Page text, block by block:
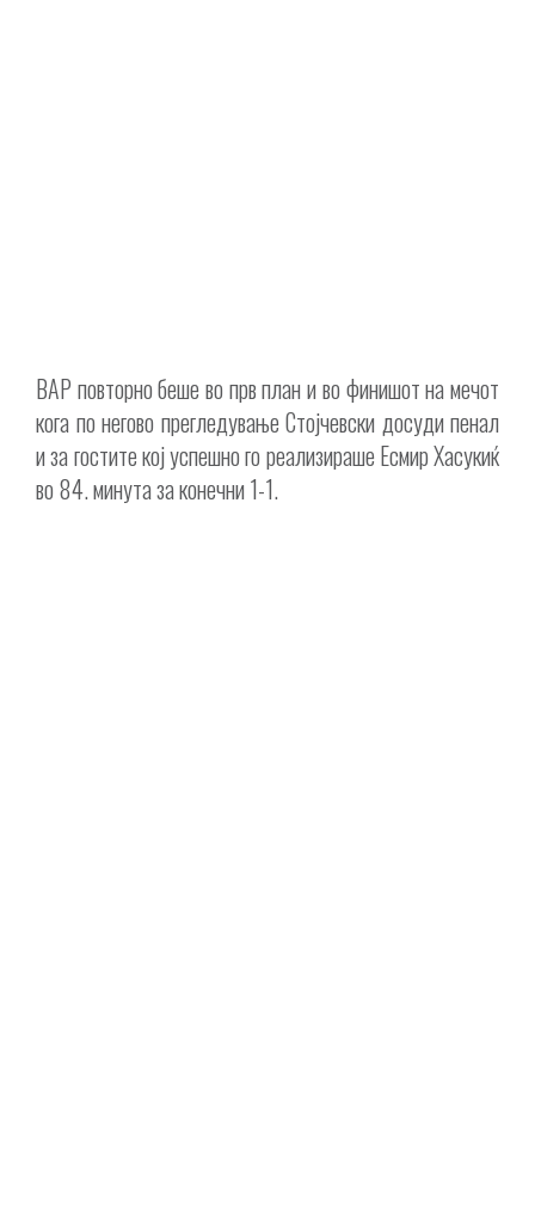
ВАР повторно беше во прв план и во финишот на мечот
кога по негово прегледување Стојчевски досуди пенал
и за гостите кој успешно го реализираше Есмир Хасукиќ
во 84. минута за конечни 1-1.